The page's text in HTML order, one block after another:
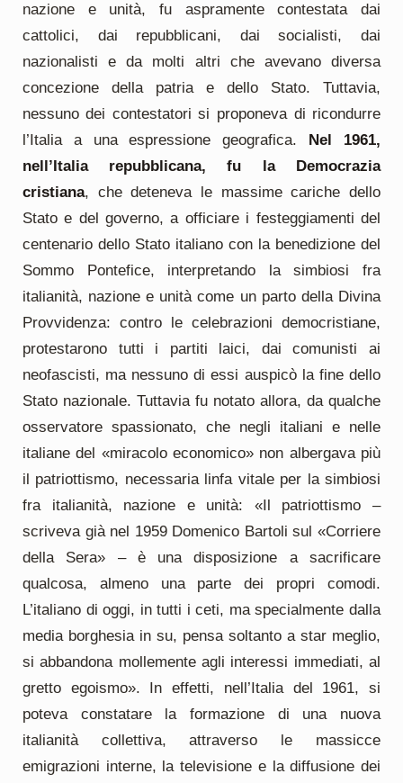
nazione e unità, fu aspramente contestata dai
cattolici, dai repubblicani, dai socialisti, dai
nazionalisti e da molti altri che avevano diversa
concezione della patria e dello Stato. Tuttavia,
nessuno dei contestatori si proponeva di ricondurre
l’Italia a una espressione geografica. Nel 1961,
nell’Italia repubblicana, fu la Democrazia
cristiana, che deteneva le massime cariche dello
Stato e del governo, a officiare i festeggiamenti del
centenario dello Stato italiano con la benedizione del
Sommo Pontefice, interpretando la simbiosi fra
italianità, nazione e unità come un parto della Divina
Provvidenza: contro le celebrazioni democristiane,
protestarono tutti i partiti laici, dai comunisti ai
neofascisti, ma nessuno di essi auspicò la fine dello
Stato nazionale. Tuttavia fu notato allora, da qualche
osservatore spassionato, che negli italiani e nelle
italiane del «miracolo economico» non albergava più
il patriottismo, necessaria linfa vitale per la simbiosi
fra italianità, nazione e unità: «Il patriottismo –
scriveva già nel 1959 Domenico Bartoli sul «Corriere
della Sera» – è una disposizione a sacrificare
qualcosa, almeno una parte dei propri comodi.
L’italiano di oggi, in tutti i ceti, ma specialmente dalla
media borghesia in su, pensa soltanto a star meglio,
si abbandona mollemente agli interessi immediati, al
gretto egoismo». In effetti, nell’Italia del 1961, si
poteva constatare la formazione di una nuova
italianità collettiva, attraverso le massicce
emigrazioni interne, la televisione e la diffusione dei